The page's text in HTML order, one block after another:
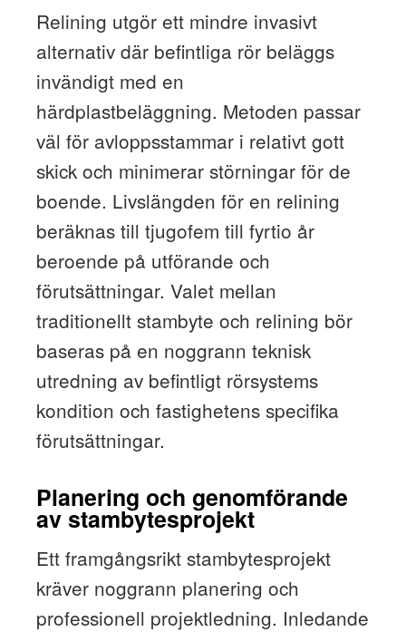
Relining utgör ett mindre invasivt
alternativ där befintliga rör beläggs
invändigt med en
härdplastbeläggning. Metoden passar
väl för avloppsstammar i relativt gott
skick och minimerar störningar för de
boende. Livslängden för en relining
beräknas till tjugofem till fyrtio år
beroende på utförande och
förutsättningar. Valet mellan
traditionellt stambyte och relining bör
baseras på en noggrann teknisk
utredning av befintligt rörsystems
kondition och fastighetens specifika
förutsättningar.
Planering och genomförande
av stambytesprojekt
Ett framgångsrikt stambytesprojekt
kräver noggrann planering och
professionell projektledning. Inledande